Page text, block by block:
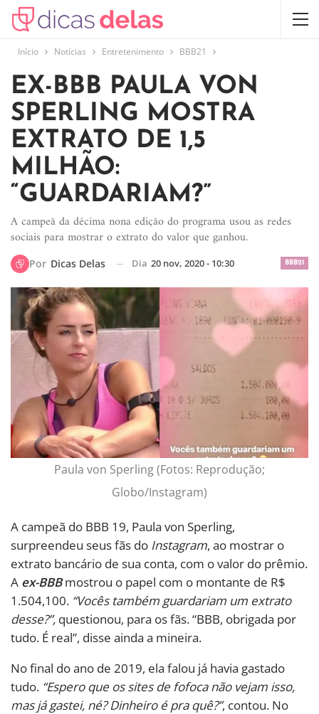
Início Notícias Entretenimento BBB21
EX-BBB PAULA VON
SPERLING MOSTRA
EXTRATO DE 1,5
MILHÃO:
“GUARDARIAM?”
A campeã da décima nona edição do programa usou as redes
sociais para mostrar o extrato do valor que ganhou.
BBB21
Por Dicas Delas Dia 20 nov, 2020 - 10:30
Paula von Sperling (Fotos: Reprodução;
Globo/Instagram)
A campeã do BBB 19, Paula von Sperling,
surpreendeu seus fãs do Instagram, ao mostrar o
extrato bancário de sua conta, com o valor do prêmio.
A ex-BBBmostrou o papel com o montante de R$
1.504,100. “Vocês também guardariam um extrato
desse?”, questionou, para os fãs. “BBB, obrigada por
tudo. É real”, disse ainda a mineira.
No final do ano de 2019, ela falou já havia gastado
tudo. “Espero que os sites de fofoca não vejam isso,
mas já gastei, né? Dinheiro é pra quê?”, contou. No